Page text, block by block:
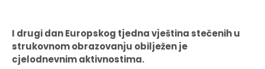
I drugi dan Europskog tjedna vještina stečenih u
strukovnom obrazovanju obilježen je
cjelodnevnim aktivnostima.